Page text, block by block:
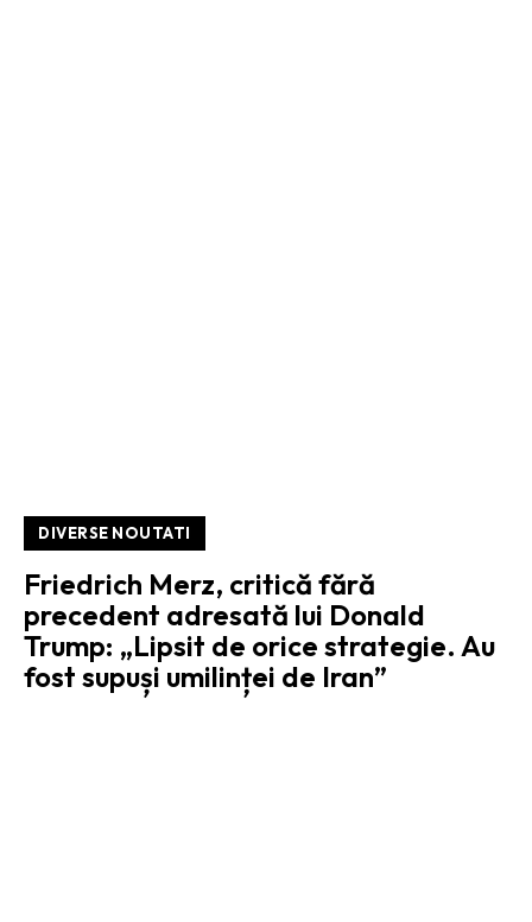
DIVERSE NOUTATI
Friedrich Merz, critică fără
precedent adresată lui Donald
Trump: „Lipsit de orice strategie. Au
fost supuși umilinței de Iran”